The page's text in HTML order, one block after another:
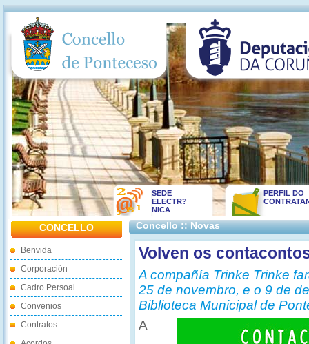
SEDE
ELECTR?
NICA
PERFIL DO
CONCELLO
Benvida
Corporación
Cadro Persoal
Convenios
Contratos
Concello :: Novas
Volven os
A compañía Trinke Trinke
25 de novembro, e o 9 de
Biblioteca Municipal de
A